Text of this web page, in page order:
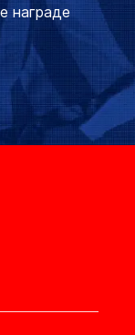
награде